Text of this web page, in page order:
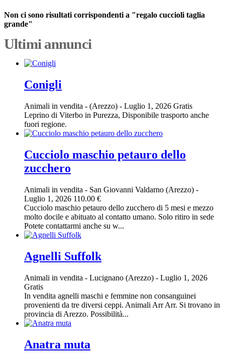
Non ci sono risultati corrispondenti a "regalo cuccioli taglia
grande"
Ultimi annunci
Conigli
Animali in vendita - (Arezzo) - Luglio 1, 2026 Gratis
Leprino di Viterbo in Purezza, Disponibile trasporto anche
fuori regione.
Cucciolo maschio petauro dello
zucchero
Animali in vendita - San Giovanni Valdarno (Arezzo) -
Luglio 1, 2026 110.00 €
Cucciolo maschio petauro dello zucchero di 5 mesi e mezzo
molto docile e abituato al contatto umano. Solo ritiro in sede
Potete contattarmi anche su w...
Agnelli Suffolk
Animali in vendita - Lucignano (Arezzo) - Luglio 1, 2026
Gratis
In vendita agnelli maschi e femmine non consanguinei
provenienti da tre diversi ceppi. Animali Arr Arr. Si trovano in
provincia di Arezzo. Possibilità...
Anatra muta